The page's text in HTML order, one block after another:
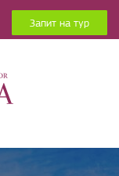
Запит на тур